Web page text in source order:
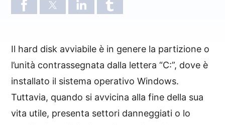
Il hard disk avviabile è in genere la partizione o
l’unità contrassegnata dalla lettera “C:”, dove è
installato il sistema operativo Windows.
Tuttavia, quando si avvicina alla fine della sua
vita utile, presenta settori danneggiati o lo